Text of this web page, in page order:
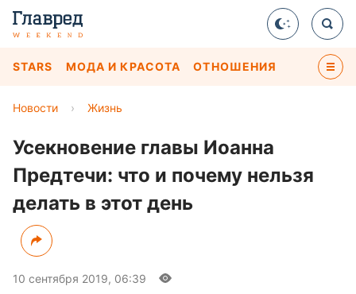
STARS МОДА И КРАСОТА ОТНОШЕНИЯ
Новости › Жизнь
Усекновение главы Иоанна
Предтечи: что и почему нельзя
делать в этот день
10 сентября 2019, 06:39